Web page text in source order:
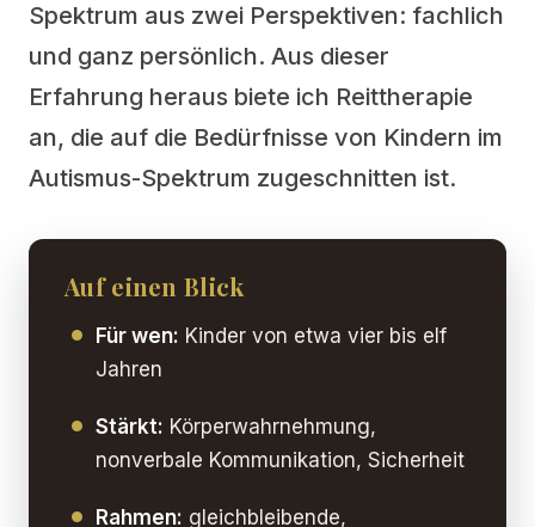
Spektrum aus zwei Perspektiven: fachlich
und ganz persönlich. Aus dieser
Erfahrung heraus biete ich Reittherapie
an, die auf die Bedürfnisse von Kindern im
Autismus-Spektrum zugeschnitten ist.
Auf einen Blick
Für wen: Kinder von etwa vier bis elf
Jahren
Stärkt: Körperwahrnehmung,
nonverbale Kommunikation, Sicherheit
Rahmen: gleichbleibende,